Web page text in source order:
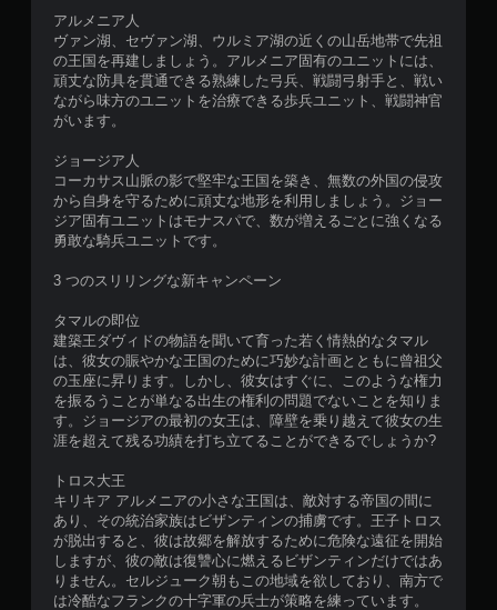
タ
ッ
チ
操
作
し
で
プ
レ
イ
能
タ
ッ
チ
操
作
を
使
ず
に
ゲ
ー
ム
を
プ
ブ
自
分
の
好
タ
イ
ミ
ン
グ
ゲ
ム
を
セ
ー
ブ
し
て
断
で
き
、
セ
ー
ブ
アルメニア人
ヴァン湖、セヴァン湖、ウルミア湖の近くの山岳地帯で先祖
の王国を再建しましょう。アルメニア固有のユニットには、
頑丈な防具を貫通できる熟練した弓兵、戦闘弓射手と、戦い
ながら味方のユニットを治療できる歩兵ユニット、戦闘神官
がいます。
ジョージア人
コーカサス山脈の影で堅牢な王国を築き、無数の外国の侵攻
から自身を守るために頑丈な地形を利用しましょう。ジョー
ジア固有ユニットはモナスパで、数が増えるごとに強くなる
勇敢な騎兵ユニットです。
3 つのスリリングな新キャンペーン
タマルの即位
建築王ダヴィドの物語を聞いて育った若く情熱的なタマル
は、彼女の賑やかな王国のために巧妙な計画とともに曾祖父
の玉座に昇ります。しかし、彼女はすぐに、このような権力
を振るうことが単なる出生の権利の問題でないことを知りま
す。ジョージアの最初の女王は、障壁を乗り越えて彼女の生
涯を超えて残る功績を打ち立てることができるでしょうか?
トロス大王
キリキア アルメニアの小さな王国は、敵対する帝国の間に
あり、その統治家族はビザンティンの捕虜です。王子トロス
が脱出すると、彼は故郷を解放するために危険な遠征を開始
しますが、彼の敵は復讐心に燃えるビザンティンだけではあ
りません。セルジューク朝もこの地域を欲しており、南方で
は冷酷なフランクの十字軍の兵士が策略を練っています。